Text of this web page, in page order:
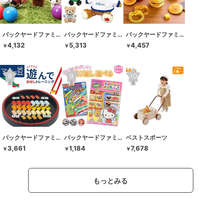
バックヤードファミリー
￥4,132
バックヤードファミリー
￥ 5,313
バックヤードファミリー
￥4,457
バックヤードファミリー
￥3,661
バックヤードファミリー
￥1,184
ベストスポーツ
￥7,678
もっとみる